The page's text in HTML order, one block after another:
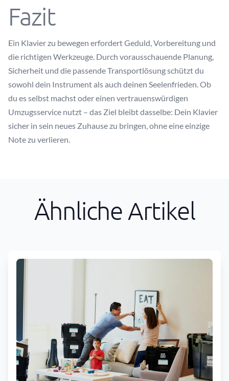
Fazit
Ein Klavier zu bewegen erfordert Geduld, Vorbereitung und
die richtigen Werkzeuge. Durch vorausschauende Planung,
Sicherheit und die passende Transportlösung schützt du
sowohl dein Instrument als auch deinen Seelenfrieden. Ob
du es selbst machst oder einen vertrauenswürdigen
Umzugsservice nutzt – das Ziel bleibt dasselbe: Dein Klavier
sicher in sein neues Zuhause zu bringen, ohne eine einzige
Note zu verlieren.
Ähnliche Artikel